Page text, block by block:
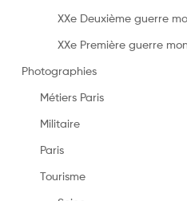
XXe Deuxième guerre
XXe Première guerre
Photographies
Métiers Paris
Militaire
Paris
Tourisme